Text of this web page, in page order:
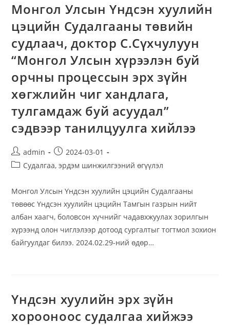
Монгол Улсын Үндсэн хуулийн
цэцийн Судалгааны төвийн
судлаач, доктор С.Сүхчулуун
“Монгол Улсын хүрээлэн буй
орчны процессын эрх зүйн
хөгжлийн чиг хандлага,
тулгамдаж буй асуудал”
сэдвээр танилцуулга хийлээ
Post
author:
admin
Post
published:
2024-03-01
PostСудалгаа, эрдэм шинжилгээний өгүүлэл
Монгол Улсын Үндсэн хуулийн цэцийн Судалгааны
төвөөс Үндсэн хуулийн цэцийн Тамгын газрын нийт
албан хаагч, боловсон хүчнийг чадавхжуулах зорилгын
хүрээнд олон чиглэлээр дотоод сургалтыг тогтмол зохион
байгуулдаг билээ. 2024.02.29-ний өдөр…
Үндсэн хуулийн эрх зүйн
хорооноос судалгаа хийжээ